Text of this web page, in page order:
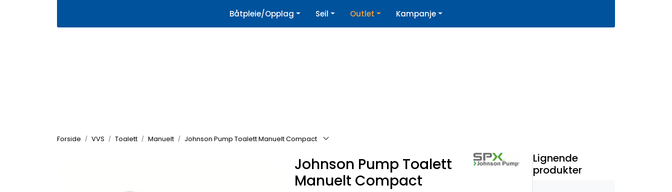
Kjøpshjelp | Nyhetsbrev
Båtpleie/Opplag Seil Outlet Kampanje
Forside VVS Toalett Manuelt Johnson Pump Toalett Manuelt Compact
Johnson Pump Toalett
Manuelt Compact
Lignende
produkter